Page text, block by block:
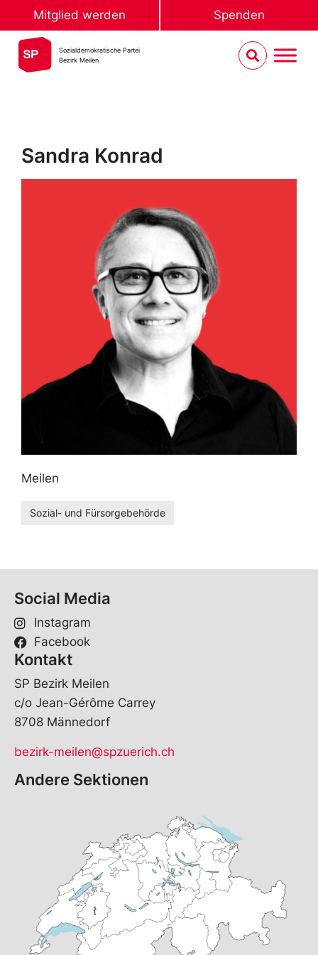
Mitglied werden Spenden
Sozialdemokratische Partei
Bezirk Meilen
Sandra Konrad
Meilen
Sozial- und Fürsorgebehörde
Social Media
Instagram
Facebook
Kontakt
SP Bezirk Meilen
c/o Jean-Gérôme Carrey
8708 Männedorf
bezirk-meilen@spzuerich.ch
Andere Sektionen